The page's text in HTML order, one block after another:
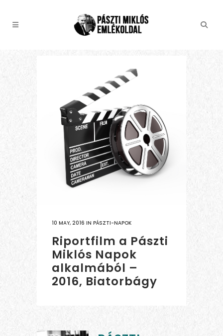
10 MAY, 2016 IN PÁSZTI-NAPOK
Riportfilm a Pászti
Miklós Napok
alkalmából –
2016, Biatorbágy